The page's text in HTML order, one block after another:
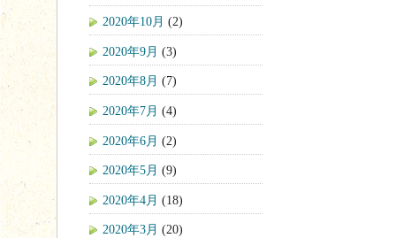
2020年10月 (2)
2020年9月 (3)
2020年8月 (7)
2020年7月 (4)
2020年6月 (2)
2020年5月 (9)
2020年4月 (18)
2020年3月 (20)